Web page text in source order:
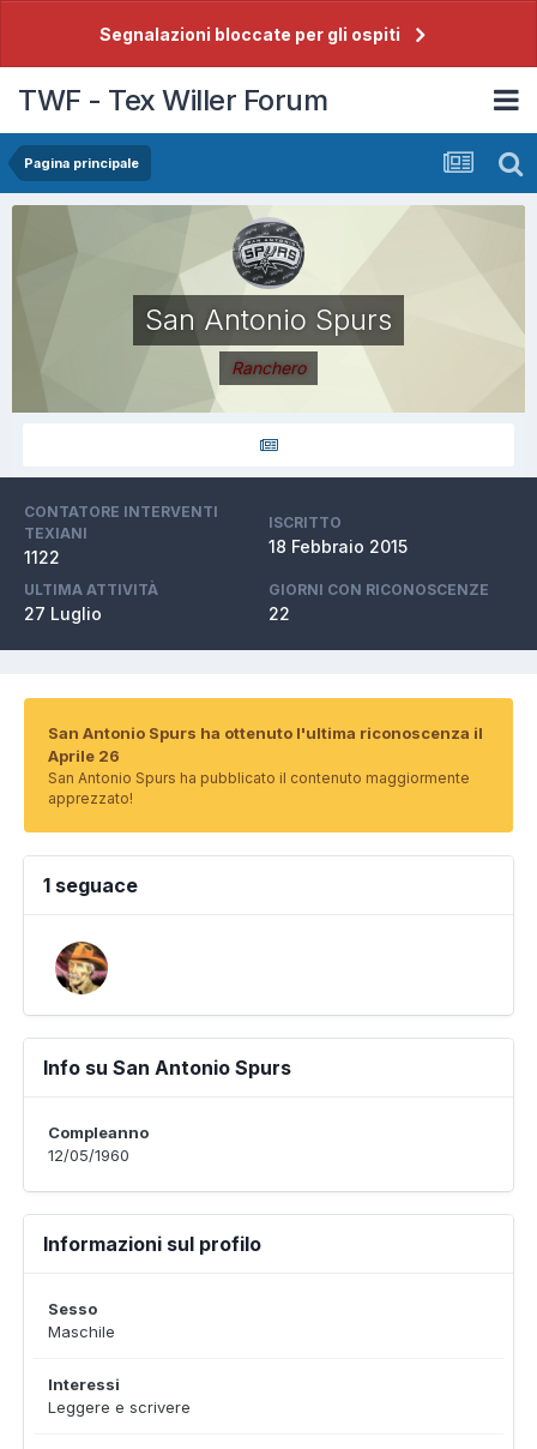
Segnalazioni bloccate per gli ospiti
TWF - Tex Willer Forum
Pagina principale
San Antonio Spurs
Ranchero
CONTATORE INTERVENTI
TEXIANI
1122
ISCRITTO
18 Febbraio 2015
ULTIMA ATTIVITÀ
27 Luglio
GIORNI CON RICONOSCENZE
22
San Antonio Spurs ha ottenuto l'ultima riconoscenza il
Aprile 26
San Antonio Spurs ha pubblicato il contenuto maggiormente
apprezzato!
1 seguace
Info su San Antonio Spurs
Compleanno
12/05/1960
Informazioni sul profilo
Sesso
Maschile
Interessi
Leggere e scrivere